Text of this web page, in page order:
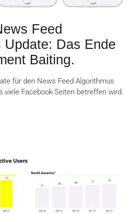
Feed
Update: Das Ende
Baiting.
für den News Feed Algorithmus
viele Facebook Seiten betreffen wird.